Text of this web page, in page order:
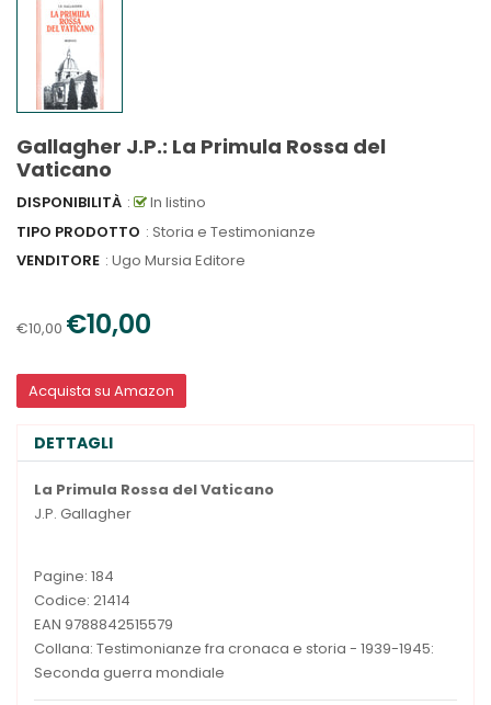
Gallagher J.P.: La Primula Rossa del
Vaticano
DISPONIBILITÀ :
In listino
TIPO PRODOTTO : Storia e Testimonianze
VENDITORE : Ugo Mursia Editore
€10,00 €10,00
Acquista su Amazon
DETTAGLI
La Primula Rossa del Vaticano
J.P. Gallagher
Pagine: 184
Codice: 21414
EAN 9788842515579
Collana: Testimonianze fra cronaca e storia - 1939-1945:
Seconda guerra mondiale